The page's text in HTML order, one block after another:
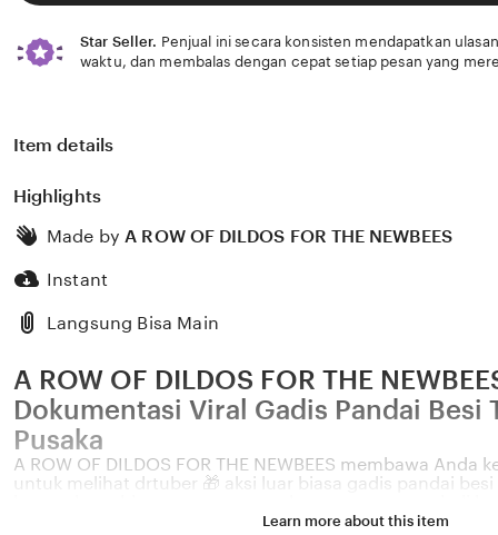
Star Seller. Penjual ini secara konsisten mendapatkan
waktu, dan membalas dengan cepat setiap pesan yang
Item details
Highlights
Made by A ROW OF DILDOS FOR THE NEWBEES
Instant
Langsung Bisa Main
A ROW OF DILDOS FOR THE
Dokumentasi Viral Gadis Pandai Besi
Pusaka
A ROW OF DILDOS FOR THE NEWBEES membawa Anda
untuk melihat drtuber 🎁 aksi luar biasa gadis pandai
indah dan bernilai seni tinggi. Kami menyajikan sisi lain
Learn more about this item